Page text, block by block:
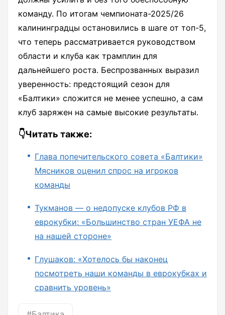
команду. По итогам чемпионата-2025/26
калининградцы остановились в шаге от топ-5,
что теперь рассматривается руководством
области и клуба как трамплин для
дальнейшего роста. Беспрозванных выразил
уверенность: предстоящий сезон для
«Балтики» сложится не менее успешно, а сам
клуб заряжен на самые высокие результаты.
👇Читать также:
Глава попечительского совета «Балтики»
Мясников оценил спрос на игроков
команды
Тукманов — о недопуске клубов РФ в
еврокубки: «Большинство стран УЕФА не
на нашей стороне»
Глушаков: «Хотелось бы наконец
посмотреть наши команды в еврокубках и
сравнить уровень»